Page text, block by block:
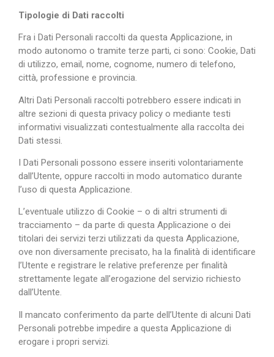
Tipologie di Dati raccolti
Fra i Dati Personali raccolti da questa Applicazione, in
modo autonomo o tramite terze parti, ci sono: Cookie, Dati
di utilizzo, email, nome, cognome, numero di telefono,
città, professione e provincia.
Altri Dati Personali raccolti potrebbero essere indicati in
altre sezioni di questa privacy policy o mediante testi
informativi visualizzati contestualmente alla raccolta dei
Dati stessi.
I Dati Personali possono essere inseriti volontariamente
dall’Utente, oppure raccolti in modo automatico durante
l’uso di questa Applicazione.
L’eventuale utilizzo di Cookie – o di altri strumenti di
tracciamento – da parte di questa Applicazione o dei
titolari dei servizi terzi utilizzati da questa Applicazione,
ove non diversamente precisato, ha la finalità di identificare
l’Utente e registrare le relative preferenze per finalità
strettamente legate all’erogazione del servizio richiesto
dall’Utente.
Il mancato conferimento da parte dell’Utente di alcuni Dati
Personali potrebbe impedire a questa Applicazione di
erogare i propri servizi.